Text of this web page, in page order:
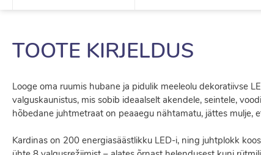
TOOTE KIRJELDUS
Looge oma ruumis hubane ja pidulik meeleolu dekoratiivse
valguskaunistus, mis sobib ideaalselt akendele, seintele,
hõbedane juhtmetraat on peaaegu nähtamatu, jättes mulje,
Kardinas on 200 energiasäästlikku LED-i, ning juhtplokk